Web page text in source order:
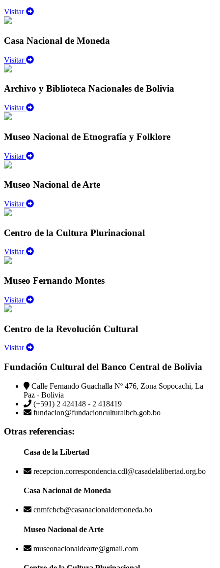
Visitar
Casa Nacional de Moneda
Visitar
Archivo y Biblioteca Nacionales de Bolivia
Visitar
Museo Nacional de Etnografía y Folklore
Visitar
Museo Nacional de Arte
Visitar
Centro de la Cultura Plurinacional
Visitar
Museo Fernando Montes
Visitar
Centro de la Revolución Cultural
Visitar
Fundación Cultural del Banco Central de Bolivia
Calle Fernando Guachalla Nº 476, Zona Sopocachi, La
Paz - Bolivia
(+591) 2 424148 - 2 418419
fundacion@fundacionculturalbcb.gob.bo
Otras referencias:
Casa de la Libertad
recepcion.correspondencia.cdl@casadelalibertad.org.bo
Casa Nacional de Moneda
cnmfcbcb@casanacionaldemoneda.bo
Museo Nacional de Arte
museonacionaldearte@gmail.com